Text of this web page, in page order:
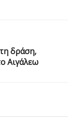
δράση,
Αιγάλεω